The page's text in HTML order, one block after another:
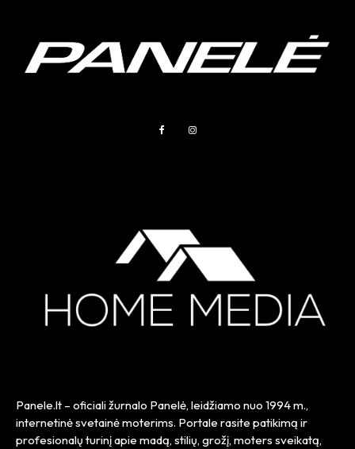
Panele.lt – oficiali žurnalo Panelė, leidžiamo nuo 1994 m.,
internetinė svetainė moterims. Portale rasite patikimą ir
profesionalų turinį apie madą, stilių, grožį, moters sveikatą,